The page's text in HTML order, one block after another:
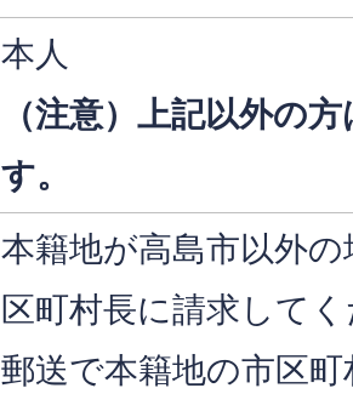
本人
（注意）上記以外の
す。
本籍地が高島市以外
区町村長に請求して
郵送で本籍地の市区